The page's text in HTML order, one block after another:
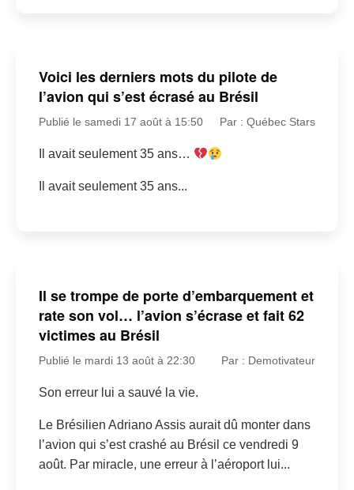
Voici les derniers mots du pilote de
l’avion qui s’est écrasé au Brésil
Publié le samedi 17 août à 15:50 Par : Québec Stars
Il avait seulement 35 ans…
Il avait seulement 35 ans...
Il se trompe de porte d’embarquement et
rate son vol… l’avion s’écrase et fait 62
victimes au Brésil
Publié le mardi 13 août à 22:30 Par : Demotivateur
Son erreur lui a sauvé la vie.
Le Brésilien Adriano Assis aurait dû monter dans
l’avion qui s’est crashé au Brésil ce vendredi 9
août. Par miracle, une erreur à l’aéroport lui...